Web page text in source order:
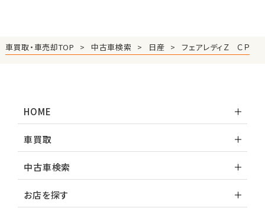
車買取・車売却TOP 中古車検索 日産 フェアレディＺ ＣＰ
HOME
車買取
中古車検索
お店を探す